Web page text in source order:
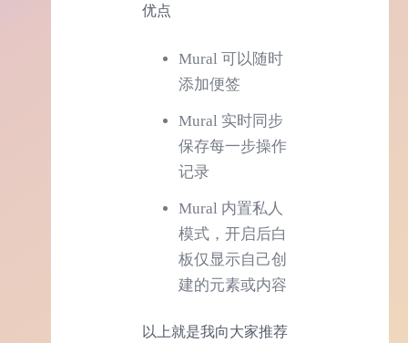
优点
Mural 可以随时
添加便签
Mural 实时同步
保存每一步操作
记录
Mural 内置私人
模式，开启后白
板仅显示自己创
建的元素或内容
以上就是我向大家推荐